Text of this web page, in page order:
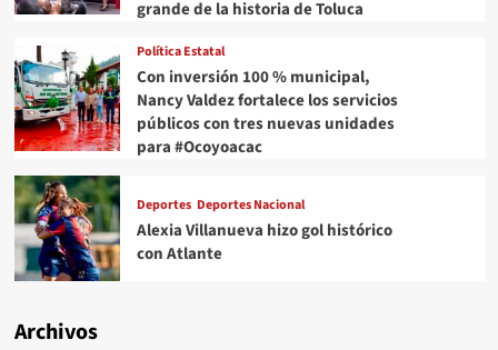
grande de la historia de Toluca
Política Estatal
Con inversión 100 % municipal,
Nancy Valdez fortalece los servicios
públicos con tres nuevas unidades
para #Ocoyoacac
Deportes Deportes Nacional
Alexia Villanueva hizo gol histórico
con Atlante
Archivos